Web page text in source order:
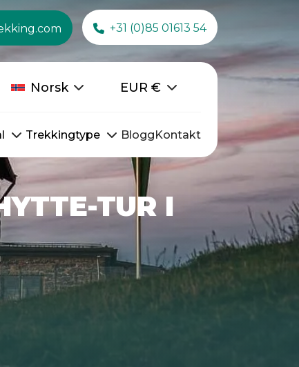
+31 (0)85 01613 54
Norsk EUR €
Trekkingtype BloggKontakt
TUR I